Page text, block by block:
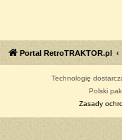
Portal RetroTRAKTOR.pl
Technologię
Polski
Zasady